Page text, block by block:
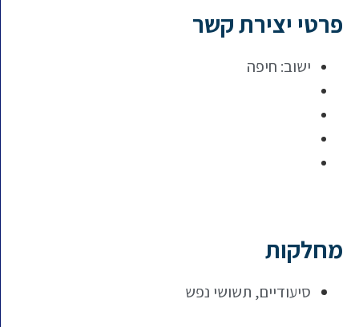
פרטי יצירת קשר
ישוב: חיפה
מחלקות
סיעודיים, תשושי נפש